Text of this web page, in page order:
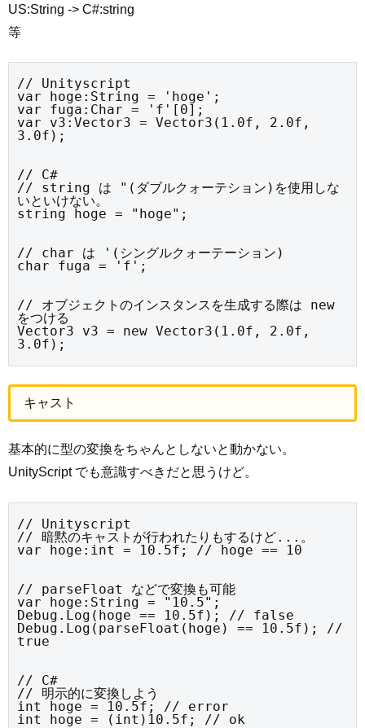
US:String -> C#:string
等
// Unityscript
var hoge:String = 'hoge';
var fuga:Char = 'f'[0];
var v3:Vector3 = Vector3(1.0f, 2.0f,
3.0f);
// C#
// string は "(ダブルクォーテション)を使用しな
いといけない。
string hoge = "hoge";
// char は '(シングルクォーテーション)
char fuga = 'f';
// オブジェクトのインスタンスを生成する際は new
をつける
Vector3 v3 = new Vector3(1.0f, 2.0f,
3.0f);
キャスト
基本的に型の変換をちゃんとしないと動かない。
UnityScript でも意識すべきだと思うけど。
// Unityscript
// 暗黙のキャストが行われたりもするけど...。
var hoge:int = 10.5f; // hoge == 10
// parseFloat などで変換も可能
var hoge:String = "10.5";
Debug.Log(hoge == 10.5f); // false
Debug.Log(parseFloat(hoge) == 10.5f); //
true
// C#
// 明示的に変換しよう
int hoge = 10.5f; // error
int hoge = (int)10.5f; // ok